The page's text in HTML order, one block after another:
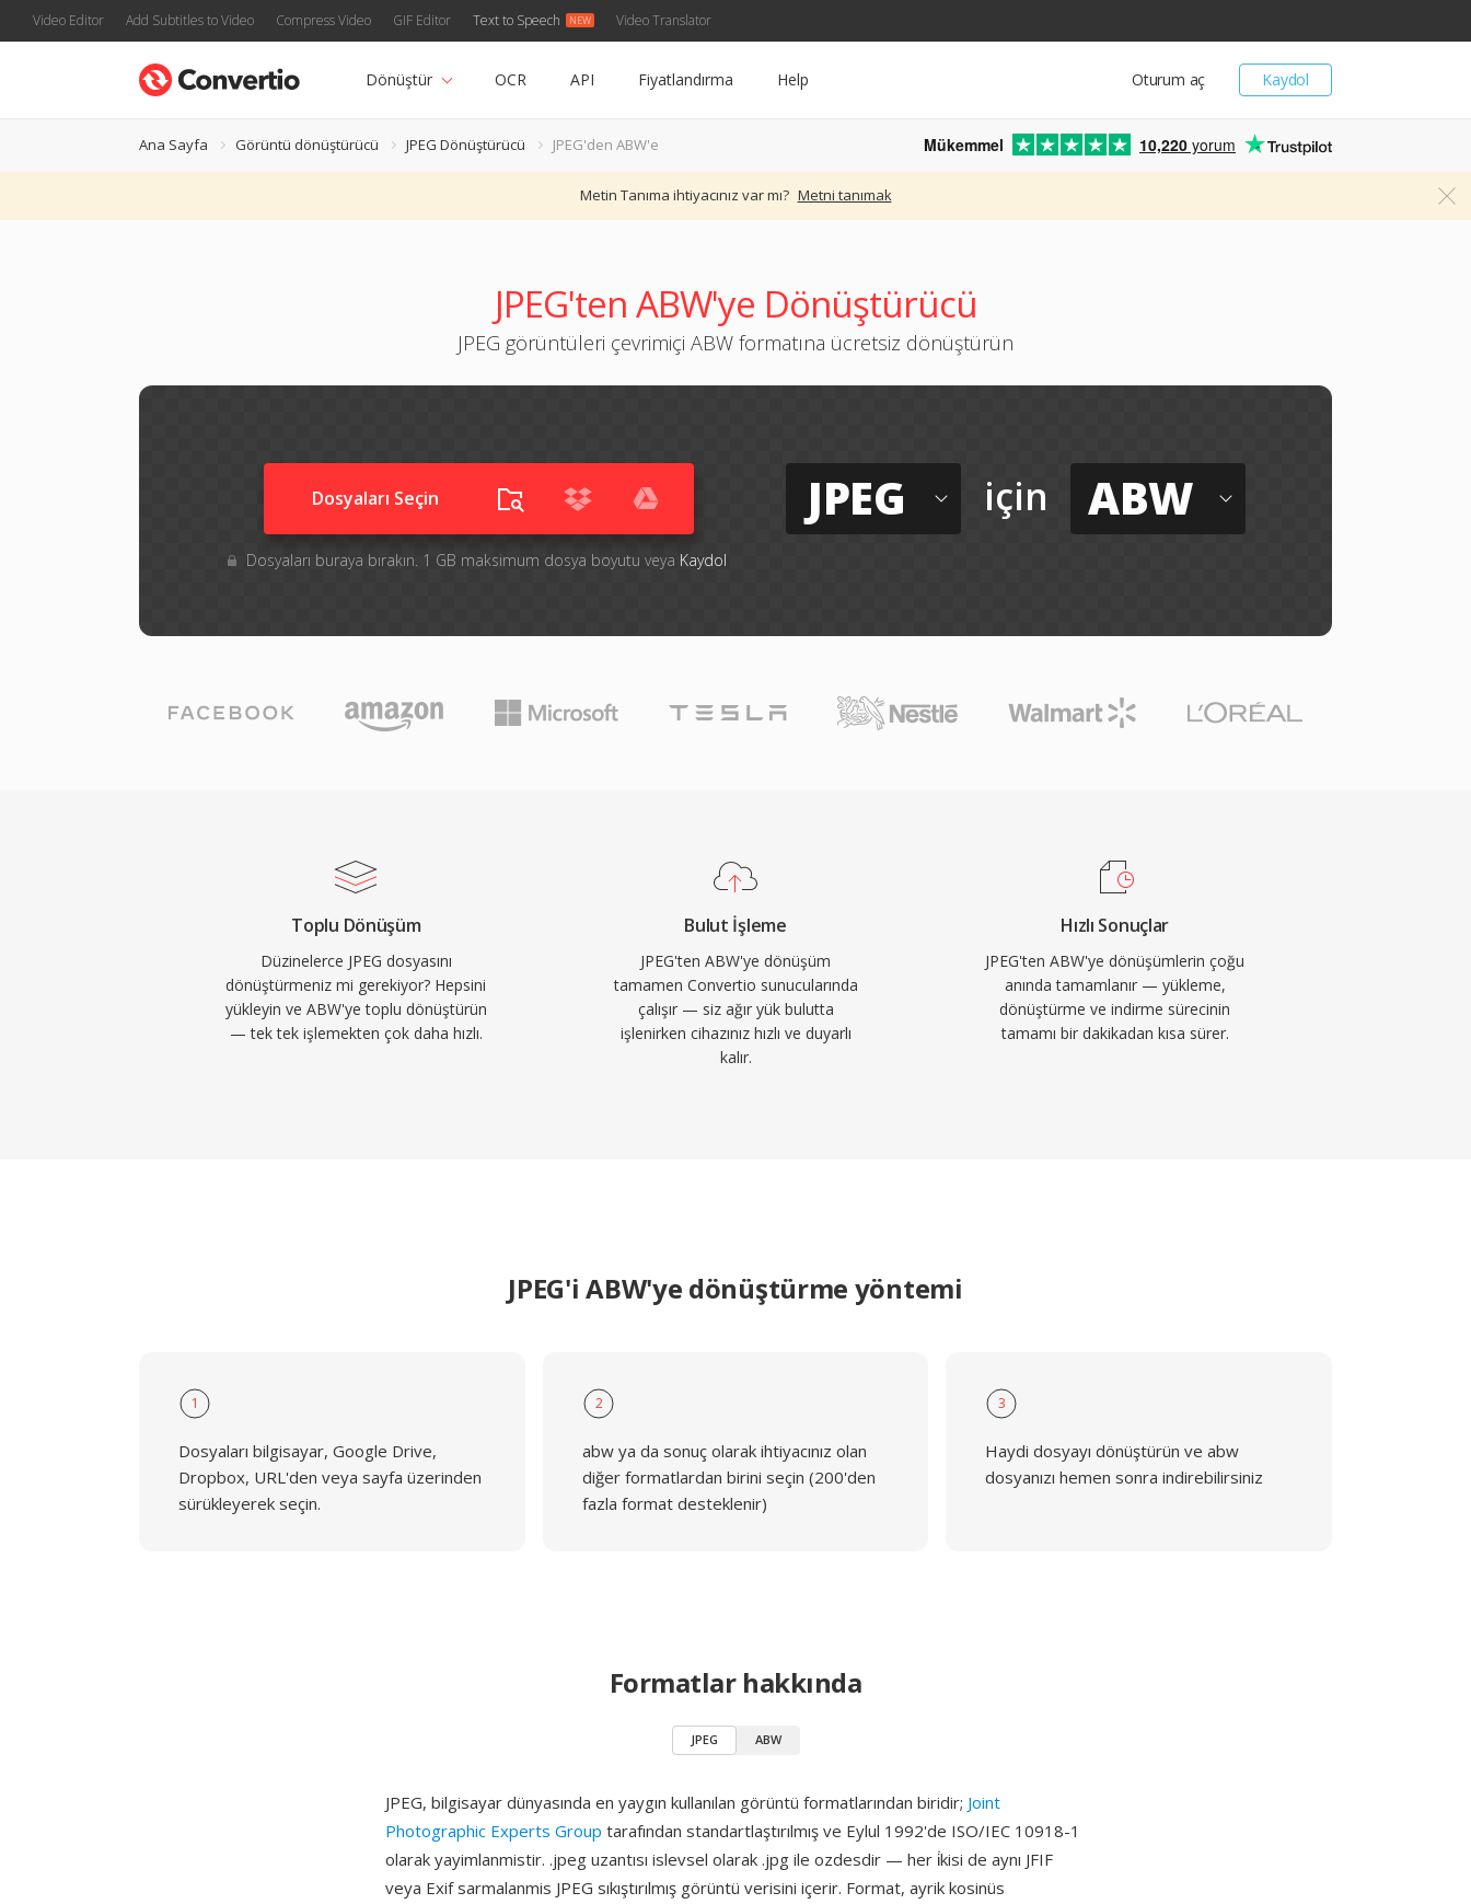
Video Editor Add Subtitles to Video Compress Video GIF Editor Text to Speech Video Translator
Kaydol
Oturum aç
Dönüştür OCR API Fiyatlandırma Help
Ana Sayfa Görüntü dönüştürücü JPEG Dönüştürücü JPEG'den ABW'e Mükemmel 10,220 yorum
Metin Tanıma ihtiyacınız var mı? Metni tanımak
JPEG'ten ABW'ye Dönüştürücü
JPEG görüntüleri çevrimiçi ABW formatına ücretsiz dönüştürün
Dosyaları Seçin
Dosyaları buraya bırakın. 1 GB maksimum dosya boyutu veya Kaydol
JPEG için ABW
Toplu Dönüşüm
Düzinelerce JPEG dosyasını
dönüştürmeniz mi gerekiyor? Hepsini
yükleyin ve ABW'ye toplu dönüştürün
— tek tek işlemekten çok daha hızlı.
Bulut İşleme
JPEG'ten ABW'ye dönüşüm
tamamen Convertio sunucularında
çalışır — siz ağır yük bulutta
işlenirken cihazınız hızlı ve duyarlı
kalır.
Hızlı Sonuçlar
JPEG'ten ABW'ye dönüşümlerin çoğu
anında tamamlanır — yükleme,
dönüştürme ve indirme sürecinin
tamamı bir dakikadan kısa sürer.
JPEG'i ABW'ye dönüştürme yöntemi
1
Dosyaları bilgisayar, Google Drive,
Dropbox, URL'den veya sayfa üzerinden
sürükleyerek seçin.
2
abw ya da sonuç olarak ihtiyacınız olan
diğer formatlardan birini seçin (200'den
fazla format desteklenir)
3
Haydi dosyayı dönüştürün ve abw
dosyanızı hemen sonra indirebilirsiniz
Formatlar hakkında
JPEG ABW
JPEG, bilgisayar dünyasında en yaygın kullanılan görüntü formatlarından biridir; Joint
Photographic Experts Group tarafından standartlaştırılmış ve Eylul 1992'de ISO/IEC 10918-1
olarak yayimlanmistir. .jpeg uzantısı islevsel olarak .jpg ile ozdesdir — her i̇kisi de aynı JFIF
veya Exif sarmalanmis JPEG sıkıştırılmış görüntü verisini içerir. Format, ayrik kosinüs